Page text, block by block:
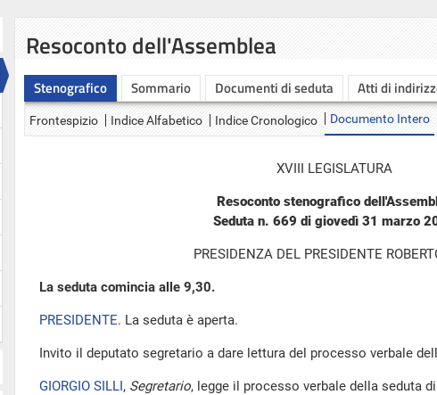
Resoconto dell'Assemblea
Stenografico Sommario Documenti di seduta Atti di
Frontespizio Indice Alfabetico Indice Cronologico Documento Intero
XVIII LEGISLATURA
Resoconto stenografico
Seduta n. 669 di giovedì 31 marzo
PRESIDENZA DEL PRESIDENTE
La seduta comincia alle 9,30.
PRESIDENTE. La seduta è aperta.
Invito il deputato segretario a dare lettura del processo verbale
GIORGIO SILLI, Segretario, legge il processo verbale della seduta